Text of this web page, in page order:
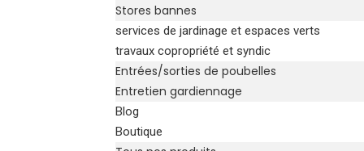
Stores bannes
services de jardinage et espaces verts
travaux copropriété et syndic
Entrées/sorties de poubelles
Entretien gardiennage
Blog
Boutique